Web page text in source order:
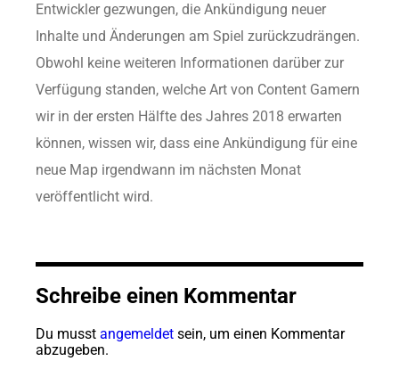
Entwickler gezwungen, die Ankündigung neuer
Inhalte und Änderungen am Spiel zurückzudrängen.
Obwohl keine weiteren Informationen darüber zur
Verfügung standen, welche Art von Content Gamern
wir in der ersten Hälfte des Jahres 2018 erwarten
können, wissen wir, dass eine Ankündigung für eine
neue Map irgendwann im nächsten Monat
veröffentlicht wird.
Schreibe einen Kommentar
Du musst angemeldet sein, um einen Kommentar
abzugeben.